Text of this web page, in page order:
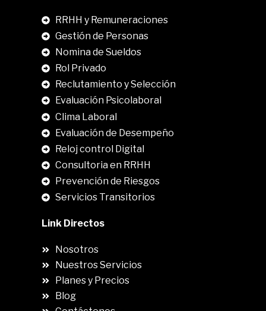
RRHH y Remuneraciones
Gestión de Personas
Nomina de Sueldos
Rol Privado
Reclutamiento y Selección
Evaluación Psicolaboral
Clima Laboral
Evaluación de Desempeño
Reloj control Digital
Consultoria en RRHH
Prevención de Riesgos
Servicios Transitorios
Link Directos
Nosotros
Nuestros Servicios
Planes y Precios
Blog